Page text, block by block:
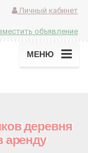
Личный кабинет
объявление
МЕНЮ
деревня
аренду